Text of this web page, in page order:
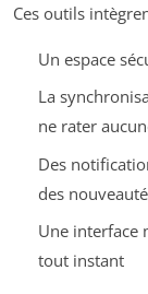
Ces outils
Un espace
La
ne rater
Des
des
Une interface
tout instant